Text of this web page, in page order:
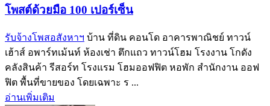
โพสต์ด้วยมือ 100 เปอร์เซ็น
รับจ้างโพสอสังหาฯ บ้าน ที่ดิน คอนโด อาคารพาณิชย์ ทาวน์
เฮ้าส์ อพาร์ทเม้นท์ ห้องเช่า ตึกแถว ทาวน์โฮม โรงงาน โกดัง
คลังสินค้า รีสอร์ท โรงแรม โฮมออฟฟิต หอพัก สำนักงาน ออฟ
ฟิต พื้นที่ขายของ โดยเฉพาะ ร ...
อ่านเพิ่มเติม